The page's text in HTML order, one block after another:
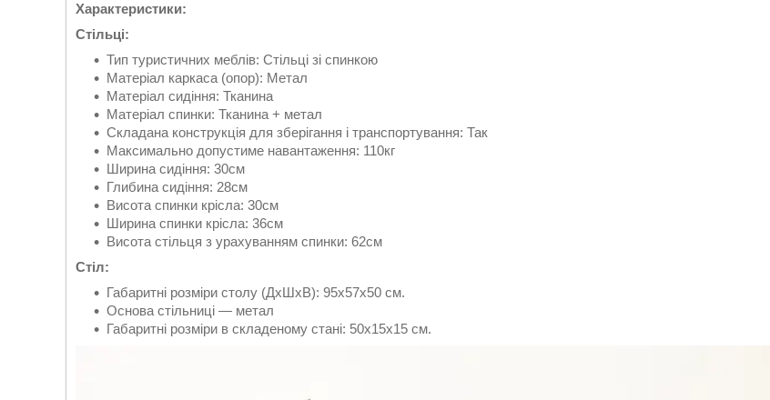
Характеристики:
Стільці:
Тип туристичних меблів: Стільці зі спинкою
Матеріал каркаса (опор): Метал
Матеріал сидіння: Тканина
Матеріал спинки: Тканина + метал
Складана конструкція для зберігання і транспортування: Так
Максимально допустиме навантаження: 110кг
Ширина сидіння: 30см
Глибина сидіння: 28см
Висота спинки крісла: 30см
Ширина спинки крісла: 36см
Висота стільця з урахуванням спинки: 62см
Стіл:
Габаритні розміри столу (ДхШхВ): 95х57х50 см.
Основа стільниці — метал
Габаритні розміри в складеному стані: 50х15х15 см.